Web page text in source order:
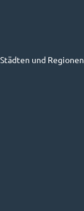
und Regionen